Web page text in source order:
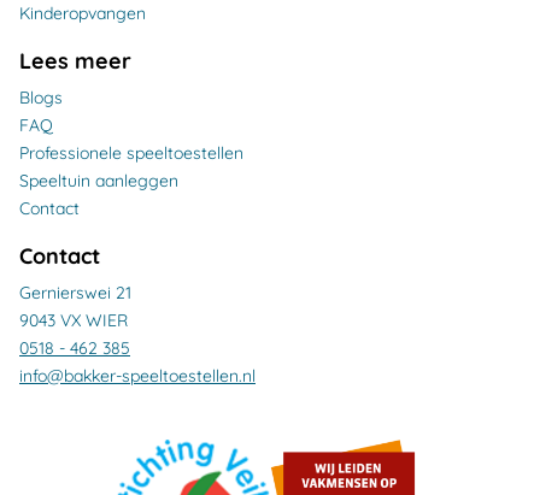
Kinderopvangen
Lees meer
Blogs
FAQ
Professionele speeltoestellen
Speeltuin aanleggen
Contact
Contact
Gernierswei 21
9043 VX WIER
0518 - 462 385
info@bakker-speeltoestellen.nl